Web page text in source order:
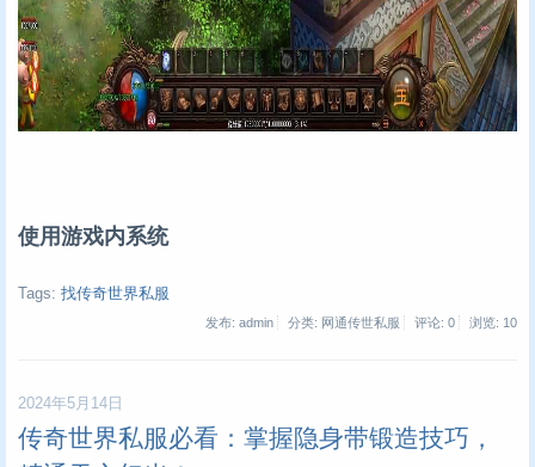
使用游戏内系统
Tags: 找传奇世界私服
发布: admin 分类: 网通传世私服 评论: 0 浏览: 10
2024年5月14日
传奇世界私服必看：掌握隐身带锻造技巧，